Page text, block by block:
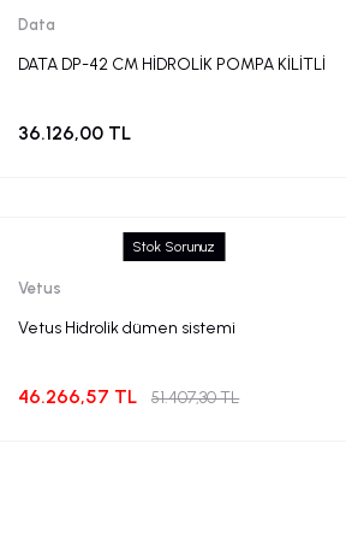
Data
DATA DP-42 CM HİDROLİK POMPA KİLİTLİ
36.126,00 TL
Stok Sorunuz
Vetus
Vetus Hidrolik dümen sistemi
46.266,57 TL 51.407,30 TL